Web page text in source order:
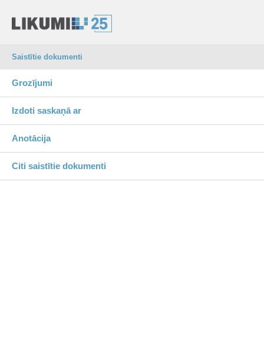
Saistītie dokumenti
Grozījumi
Izdoti saskaņā ar
Anotācija
Citi saistītie dokumenti